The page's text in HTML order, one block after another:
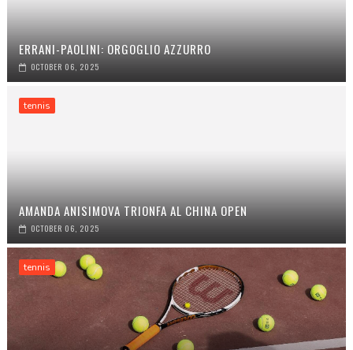
ERRANI-PAOLINI: ORGOGLIO AZZURRO
OCTOBER 06, 2025
tennis
AMANDA ANISIMOVA TRIONFA AL CHINA OPEN
OCTOBER 06, 2025
tennis